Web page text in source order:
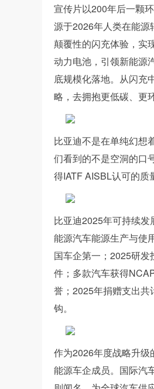
宣传片以200年后一颗
源于2026年人类在能源
颠覆性的闪充体验，实
动力电池，引领新能源
底规模化落地。从闪充
略，去拥抱更低碳、更
比亚迪不是在单纯幻想
们看到的不是空洞的口
得IATF AISBL认可的质
比亚迪2025年可持续
能源汽车能源生产与使
国车企第一；2025研
件；多款汽车获得
誉；2025年捐赠支出
钩。
作为2026年度战略升
能源车企成员。国际汽